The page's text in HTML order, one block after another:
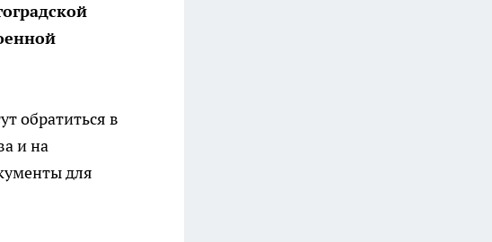
обратиться в
и на
для